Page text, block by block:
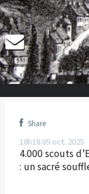
Share
18h18 05 oct. 2025
4.000 scouts
: un sacré